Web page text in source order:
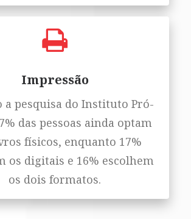
Impressão
a pesquisa do Instituto Pró-
das pessoas ainda optam
físicos, enquanto 17%
os digitais e 16% escolhem
os dois formatos.